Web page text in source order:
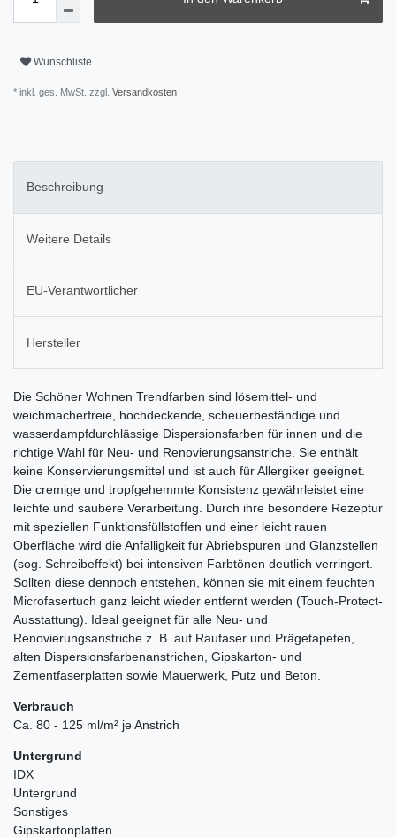
Wunschliste
* inkl. ges. MwSt. zzgl. Versandkosten
Beschreibung
Weitere Details
EU-Verantwortlicher
Hersteller
Die Schöner Wohnen Trendfarben sind lösemittel- und
weichmacherfreie, hochdeckende, scheuerbeständige und
wasserdampfdurchlässige Dispersionsfarben für innen und die
richtige Wahl für Neu- und Renovierungsanstriche. Sie enthält
keine Konservierungsmittel und ist auch für Allergiker geeignet.
Die cremige und tropfgehemmte Konsistenz gewährleistet eine
leichte und saubere Verarbeitung. Durch ihre besondere Rezeptur
mit speziellen Funktionsfüllstoffen und einer leicht rauen
Oberfläche wird die Anfälligkeit für Abriebspuren und Glanzstellen
(sog. Schreibeffekt) bei intensiven Farbtönen deutlich verringert.
Sollten diese dennoch entstehen, können sie mit einem feuchten
Microfasertuch ganz leicht wieder entfernt werden (Touch-Protect-
Ausstattung). Ideal geeignet für alle Neu- und
Renovierungsanstriche z. B. auf Raufaser und Prägetapeten,
alten Dispersionsfarbenanstrichen, Gipskarton- und
Zementfaserplatten sowie Mauerwerk, Putz und Beton.
Verbrauch
Ca. 80 - 125 ml/m² je Anstrich
Untergrund
IDX
Untergrund
Sonstiges
Gipskartonplatten